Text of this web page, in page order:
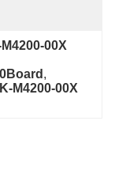
00X
,
M4200-00X